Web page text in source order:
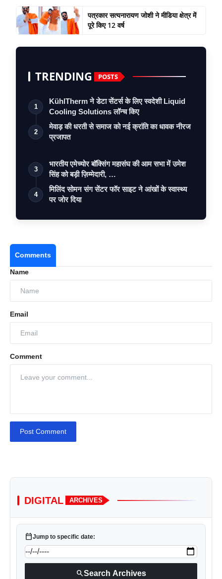
पत्रकार सत्यनारायण जोशी ने मीडिया क्षेत्र में
पूरे किए 12 वर्ष
TRENDING POSTS
1
KühlTherm ने डेटा सेंटर्स के लिए स्वदेशी Liquid
Cooling Solutions लॉन्च किए
2
मेवाड़ की धरती से समाज को नई क्रांति का धावक नीरज
प्रजापत
3
भारतीय एमेच्योर बॉक्सिंग महासंघ की आम सभा में उमेश
सिंह को बड़ी ज़िम्मेदारी, …
4
मिलिंद सोमन संग सेंटर फॉर साइट ने आंखों के स्वास्थ्य
पर जोर दिया
Comments
Name
Email
Comment
Post Comment
DIGITAL ARCHIVES
calendar_todayJump to specific date:
searchSearch Archives